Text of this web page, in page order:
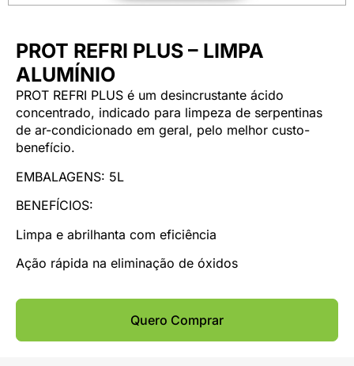
PROT REFRI PLUS – LIMPA
ALUMÍNIO
PROT REFRI PLUS é um desincrustante ácido
concentrado, indicado para limpeza de serpentinas
de ar-condicionado em geral, pelo melhor custo-
benefício.
EMBALAGENS: 5L
BENEFÍCIOS:
Limpa e abrilhanta com eficiência
Ação rápida na eliminação de óxidos
Quero Comprar